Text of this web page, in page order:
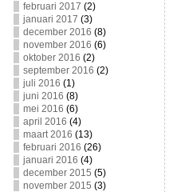
februari 2017 (2)
januari 2017 (3)
december 2016 (8)
november 2016 (6)
oktober 2016 (2)
september 2016 (2)
juli 2016 (1)
juni 2016 (8)
mei 2016 (6)
april 2016 (4)
maart 2016 (13)
februari 2016 (26)
januari 2016 (4)
december 2015 (5)
november 2015 (3)